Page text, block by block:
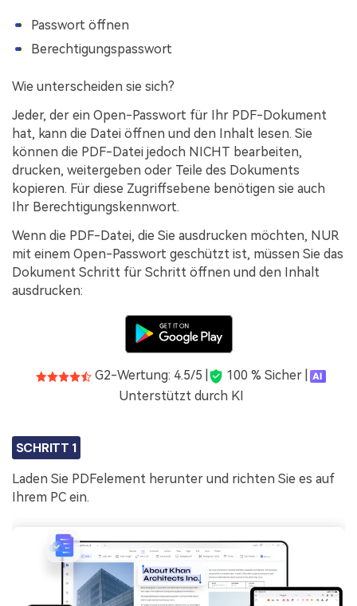
Passwort öffnen
Berechtigungspasswort
Wie unterscheiden sie sich?
Jeder, der ein Open-Passwort für Ihr PDF-Dokument
hat, kann die Datei öffnen und den Inhalt lesen. Sie
können die PDF-Datei jedoch NICHT bearbeiten,
drucken, weitergeben oder Teile des Dokuments
kopieren. Für diese Zugriffsebene benötigen sie auch
Ihr Berechtigungskennwort.
Wenn die PDF-Datei, die Sie ausdrucken möchten, NUR
mit einem Open-Passwort geschützt ist, müssen Sie das
Dokument Schritt für Schritt öffnen und den Inhalt
ausdrucken:
G2-Wertung: 4.5/5 |
100 % Sicher |
Unterstützt durch KI
SCHRITT 1
Laden Sie PDFelement herunter und richten Sie es auf
Ihrem PC ein.